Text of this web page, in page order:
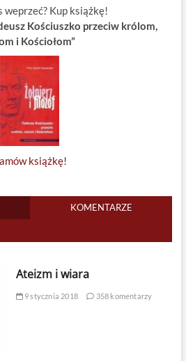
weprzeć? Kup książkę!
Kościuszko przeciw królom,
i Kościołom”
książkę!
KOMENTARZE
Ateizm i wiara
9 stycznia 2018 358 komentarzy